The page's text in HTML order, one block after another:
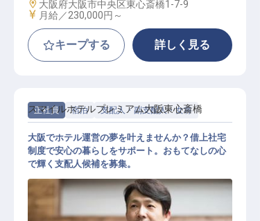
勤務地
大阪府大阪市中央区東心斎橋1-7-9
給与
月給／230,000円～
キープする 詳しく見る
正社員 宿泊 支配人・副支配人・女将
スマイルホテルプレミアム大阪東心斎橋
大阪でホテル運営の夢を叶えませんか？借上社宅
制度で安心の暮らしをサポート。おもてなしの心
で輝く支配人候補を募集。